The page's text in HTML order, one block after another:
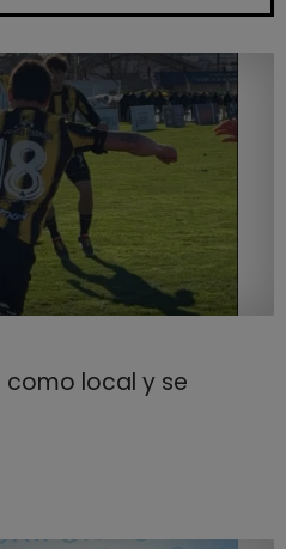
local y se